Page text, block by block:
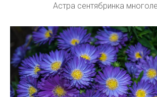
Астра сентябринка